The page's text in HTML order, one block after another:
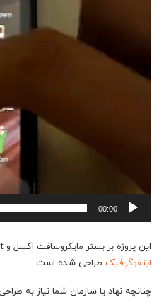
00:00
این پروژه بر بستر مایکروسافت اکسل و share point با اتصال به بانکهای اطلاعاتی بر خط پیاده سازی شده است.این گزارش توسط
اینفوگرافیک طراحی شده است.
چنانچه نهاد یا سازمان شما نیاز به